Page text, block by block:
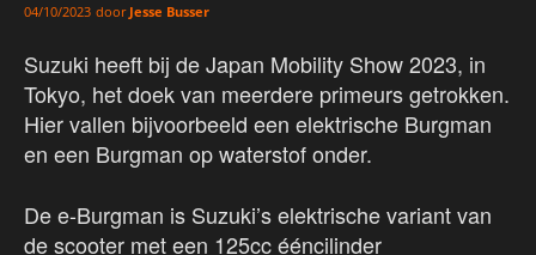
04/10/2023 door Jesse Busser
Suzuki heeft bij de Japan Mobility Show 2023, in
Tokyo, het doek van meerdere primeurs getrokken.
Hier vallen bijvoorbeeld een elektrische Burgman
en een Burgman op waterstof onder.
De e-Burgman is Suzuki’s elektrische variant van
de scooter met een 125cc ééncilinder